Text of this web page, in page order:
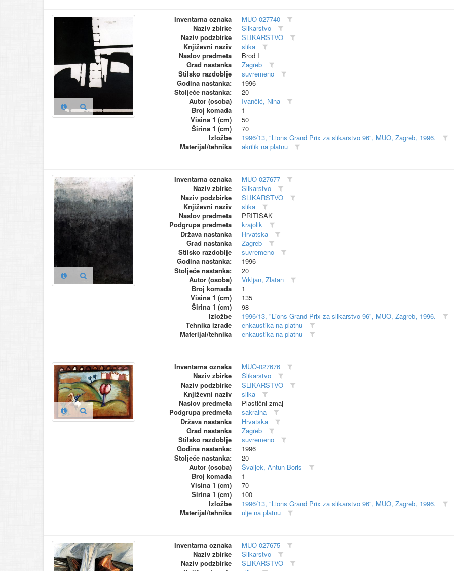
Inventarna oznaka
MUO-027740
Naziv zbirke
Slikarstvo
Naziv podzbirke
SLIKARSTVO
Književni naziv
slika
Naslov predmeta
Brod I
Grad nastanka
Zagreb
Stilsko razdoblje
suvremeno
Godina nastanka:
1996
Stoljeće nastanka:
20
Autor (osoba)
Ivančić, Nina
Broj komada
1
Visina 1 (cm)
50
Širina 1 (cm)
70
Izložbe
1996/13, "Lions Grand Prix za slikarstvo 96", MUO, Zagreb, 1996.
Materijal/tehnika
akrilik na platnu
Inventarna oznaka
MUO-027677
Naziv zbirke
Slikarstvo
Naziv podzbirke
SLIKARSTVO
Književni naziv
slika
Naslov predmeta
PRITISAK
Podgrupa predmeta
krajolik
Država nastanka
Hrvatska
Grad nastanka
Zagreb
Stilsko razdoblje
suvremeno
Godina nastanka:
1996
Stoljeće nastanka:
20
Autor (osoba)
Vrkljan, Zlatan
Broj komada
1
Visina 1 (cm)
135
Širina 1 (cm)
98
Izložbe
1996/13, "Lions Grand Prix za slikarstvo 96", MUO, Zagreb, 1996.
Tehnika izrade
enkaustika na platnu
Materijal/tehnika
enkaustika na platnu
Inventarna oznaka
MUO-027676
Naziv zbirke
Slikarstvo
Naziv podzbirke
SLIKARSTVO
Književni naziv
slika
Naslov predmeta
Plastični zmaj
Podgrupa predmeta
sakralna
Država nastanka
Hrvatska
Grad nastanka
Zagreb
Stilsko razdoblje
suvremeno
Godina nastanka:
1996
Stoljeće nastanka:
20
Autor (osoba)
Švaljek, Antun Boris
Broj komada
1
Visina 1 (cm)
70
Širina 1 (cm)
100
Izložbe
1996/13, "Lions Grand Prix za slikarstvo 96", MUO, Zagreb, 1996.
Materijal/tehnika
ulje na platnu
Inventarna oznaka
MUO-027675
Naziv zbirke
Slikarstvo
Naziv podzbirke
SLIKARSTVO